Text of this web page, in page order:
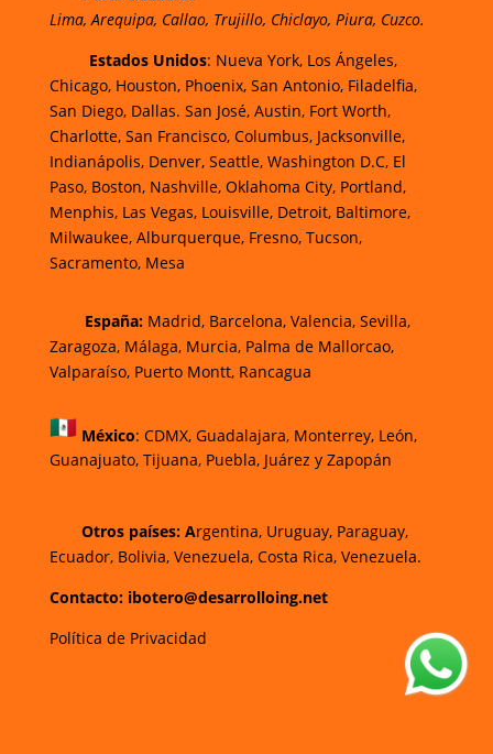
Lima, Arequipa, Callao, Trujillo, Chiclayo, Piura, Cuzco.
Estados Unidos: Nueva York, Los Ángeles,
Chicago, Houston, Phoenix, San Antonio, Filadelfia,
San Diego, Dallas. San José, Austin, Fort Worth,
Charlotte, San Francisco, Columbus, Jacksonville,
Indianápolis, Denver, Seattle, Washington D.C, El
Paso, Boston, Nashville, Oklahoma City, Portland,
Menphis, Las Vegas, Louisville, Detroit, Baltimore,
Milwaukee, Alburquerque, Fresno, Tucson,
Sacramento, Mesa
España: Madrid, Barcelona, Valencia, Sevilla,
Zaragoza, Málaga, Murcia, Palma de Mallorcao,
Valparaíso, Puerto Montt, Rancagua
México: CDMX, Guadalajara, Monterrey, León,
Guanajuato, Tijuana, Puebla, Juárez y Zapopán
Otros países: Argentina, Uruguay, Paraguay,
Ecuador, Bolivia, Venezuela, Costa Rica, Venezuela.
Contacto: ibotero@desarrolloing.net
Política de Privacidad
w